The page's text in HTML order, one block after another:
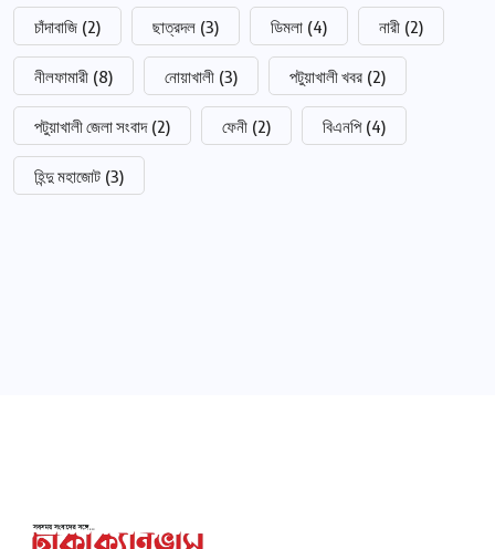
চাঁদাবাজি (2) ছাত্রদল (3) ডিমলা (4) নারী (2)
নীলফামারী (8) নোয়াখালী (3) পটুয়াখালী খবর (2)
পটুয়াখালী জেলা সংবাদ (2) ফেনী (2) বিএনপি (4)
হিন্দু মহাজোট (3)